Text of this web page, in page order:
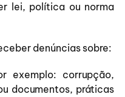
lei, política ou norma
denúncias sobre:
exemplo: corrupção,
documentos, práticas